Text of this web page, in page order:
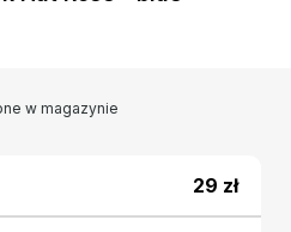
w magazynie
29 zł